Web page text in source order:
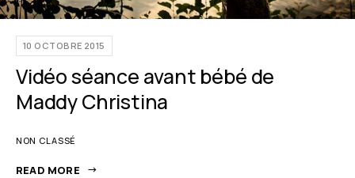
10 OCTOBRE 2015
Vidéo séance avant bébé de
Maddy Christina
NON CLASSÉ
READ MORE